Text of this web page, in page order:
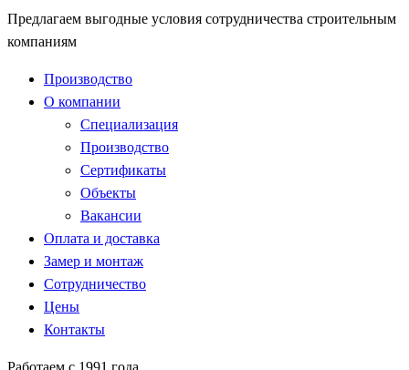
Предлагаем выгодные условия сотрудничества строительным
компаниям
Производство
О компании
Специализация
Производство
Сертификаты
Объекты
Вакансии
Оплата и доставка
Замер и монтаж
Сотрудничество
Цены
Контакты
Работаем с 1991 года